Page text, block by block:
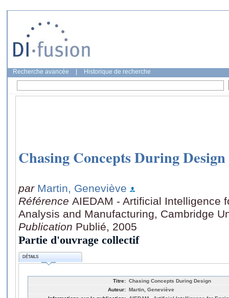
Recherche avancée Historique de recherche
Chasing Concepts During Design
par Martin, Geneviève
Référence AIEDAM - Artificial Intelligence
Analysis and Manufacturing, Cambridge
Publication Publié, 2005
Partie d'ouvrage collectif
DÉTAILS
Titre: Chasing Concepts During Design
Auteur: Martin, Geneviève